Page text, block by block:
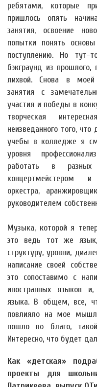
ребятами, которые
пришлось опять
занятия, освоение
попытки понять
поступлению. Но
бэкграунд из
лихвой. Снова в моей
занятия с
участия и победы в
творческая
неизведанного того,
учебы в колледже я
уровня
работать в разных
концертмейстером
оркестра,
руководителем
Музыка, которой я
это ведь тот же
структуру, уровни,
написание своей
это сопоставимо с
иностранных языков
языка. В общем, все,
повлияло на мое
пошло во благо,
Интересно, что будет
Как «детская»
проекты для